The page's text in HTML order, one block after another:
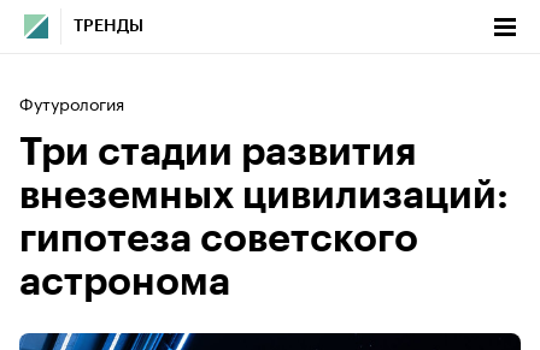
ТРЕНДЫ
Футурология
Три стадии развития
внеземных цивилизаций:
гипотеза советского
астронома